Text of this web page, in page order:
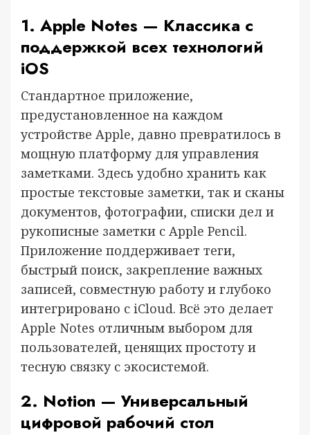
1. Apple Notes — Классика с
поддержкой всех технологий
iOS
Стандартное приложение,
предустановленное на каждом
устройстве Apple, давно превратилось в
мощную платформу для управления
заметками. Здесь удобно хранить как
простые текстовые заметки, так и сканы
документов, фотографии, списки дел и
рукописные заметки с Apple Pencil.
Приложение поддерживает теги,
быстрый поиск, закрепление важных
записей, совместную работу и глубоко
интегрировано с iCloud. Всё это делает
Apple Notes отличным выбором для
пользователей, ценящих простоту и
тесную связку с экосистемой.
2. Notion — Универсальный
цифровой рабочий стол